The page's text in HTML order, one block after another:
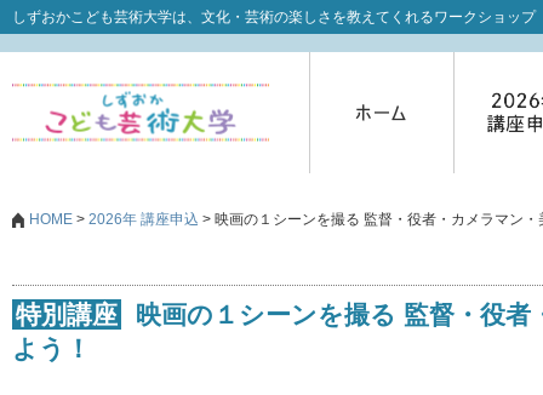
しずおかこども芸術大学は、文化・芸術の楽しさを教えてくれるワークショップ
HOME > 2026年 講座申込 > 映画の１シーンを撮る 監督・役者・カメラマン
特別講座
映画の１シーンを撮る 監督・役
よう！